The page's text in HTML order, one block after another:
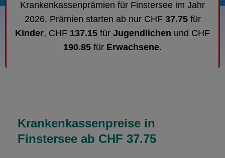
Krankenkassenprämien für Finstersee im Jahr
2026. Prämien starten ab nur CHF 37.75für
Kinder, CHF 137.15 für Jugendlichen und CHF
190.85 für Erwachsene.
Krankenkassenpreise in
Finstersee ab CHF 37.75